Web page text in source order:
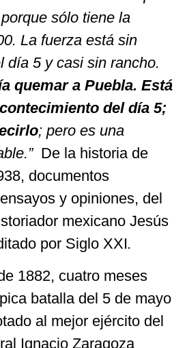
sólo tiene la
La fuerza está sin
día 5 y casi sin rancho.
quemar a Puebla. Está
del día 5;
; pero es una
De la historia de
documentos
y opiniones, del
mexicano Jesús
por Siglo XXI.
1882, cuatro meses
batalla del 5 de mayo
al mejor ejército del
Ignacio Zaragoza